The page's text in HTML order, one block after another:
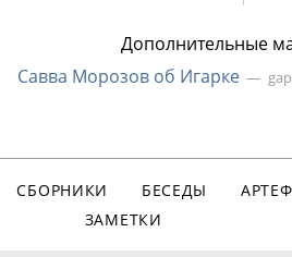
Дополнительные
Савва Морозов об Игарке
СБОРНИКИ БЕСЕДЫ
ЗАМЕТКИ